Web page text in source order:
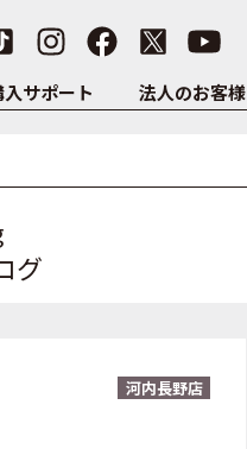
入サポート 法人のお客様
グ
河内長野店